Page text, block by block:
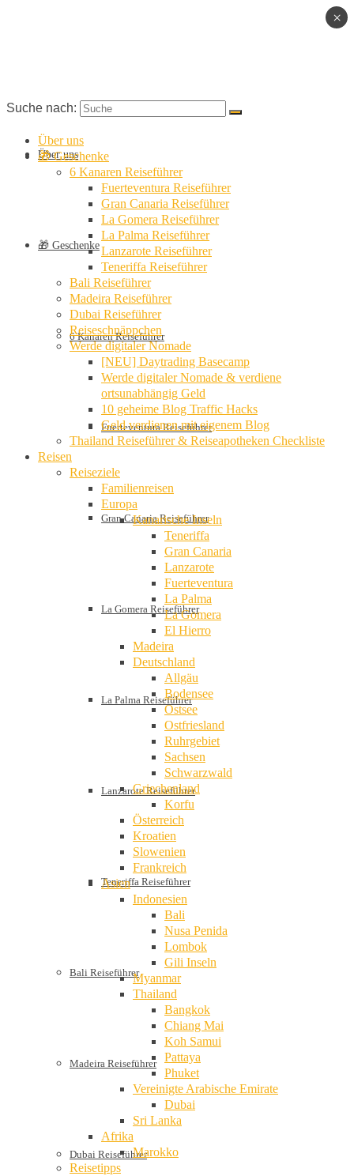
Über uns
🎁 Geschenke
6 Kanaren Reiseführer
Fuerteventura Reiseführer
Gran Canaria Reiseführer
La Gomera Reiseführer
La Palma Reiseführer
Lanzarote Reiseführer
Teneriffa Reiseführer
Bali Reiseführer
Madeira Reiseführer
Dubai Reiseführer
Suche nach:
Über uns
🎁 Geschenke
6 Kanaren Reiseführer
Fuerteventura Reiseführer
Gran Canaria Reiseführer
La Gomera Reiseführer
La Palma Reiseführer
Lanzarote Reiseführer
Teneriffa Reiseführer
Bali Reiseführer
Madeira Reiseführer
Dubai Reiseführer
Reiseschnäppchen
Werde digitaler Nomade
[NEU] Daytrading Basecamp
Werde digitaler Nomade & verdiene
ortsunabhängig Geld
10 geheime Blog Traffic Hacks
Geld verdienen mit eigenem Blog
Thailand Reiseführer & Reiseapotheken Checkliste
Reisen
Reiseziele
Familienreisen
Europa
Kanarische Inseln
Teneriffa
Gran Canaria
Lanzarote
Fuerteventura
La Palma
La Gomera
El Hierro
Madeira
Deutschland
Allgäu
Bodensee
Ostsee
Ostfriesland
Ruhrgebiet
Sachsen
Schwarzwald
Griechenland
Korfu
Österreich
Kroatien
Slowenien
Frankreich
Asien
Indonesien
Bali
Nusa Penida
Lombok
Gili Inseln
Myanmar
Thailand
Bangkok
Chiang Mai
Koh Samui
Pattaya
Phuket
Vereinigte Arabische Emirate
Dubai
Sri Lanka
Afrika
Marokko
Reisetipps
×